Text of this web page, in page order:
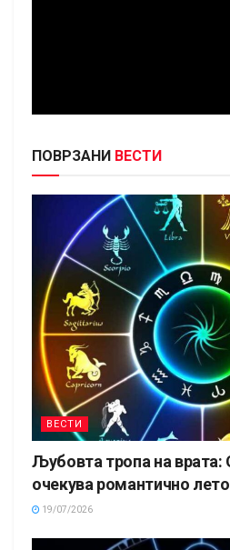
ПОВРЗАНИ ВЕСТИ
ВЕСТИ
Љубовта тропа на врата:
очекува романтично лето
19/07/2026